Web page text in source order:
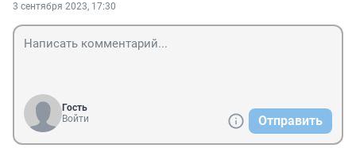
3 сентября 2023, 17:30
Гость
Войти
Отправить